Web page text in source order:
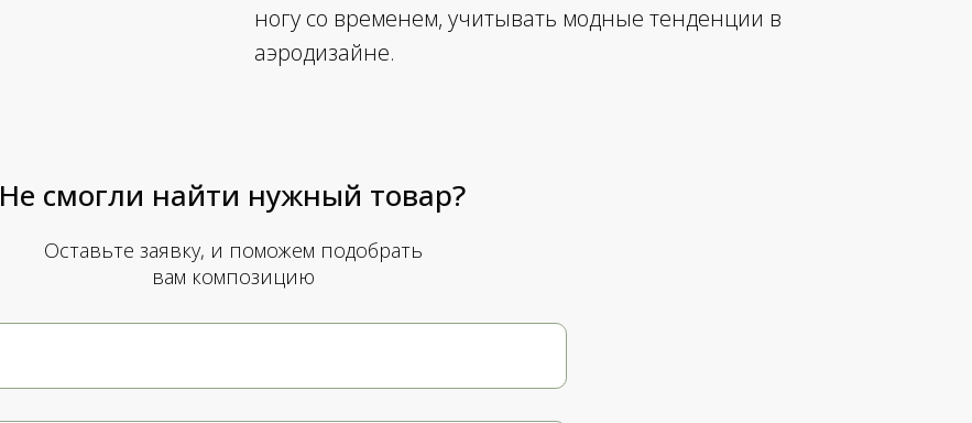
ногу со временем, учитывать модные тенденции в
аэродизайне.
Не смогли найти нужный товар?
Оставьте заявку, и поможем подобрать
вам композицию